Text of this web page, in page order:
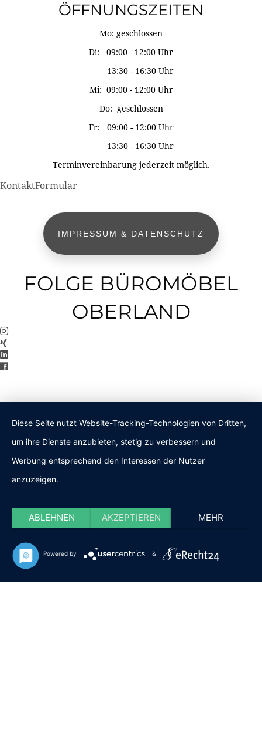
ÖFFNUNGSZEITEN
Mo: geschlossen
Di: 09:00 - 12:00 Uhr
13:30 - 16:30 Uhr
Mi: 09:00 - 12:00 Uhr
Do: geschlossen
Fr: 09:00 - 12:00 Uhr
13:30 - 16:30 Uhr
Terminvereinbarung jederzeit möglich.
KontaktFormular
IMPRESSUM & DATENSCHUTZ
FOLGE BÜROMÖBEL
OBERLAND
Diese Seite nutzt Website-Tracking-Technologien von Dritten,
um ihre Dienste anzubieten, stetig zu verbessern und
Werbung entsprechend den Interessen der Nutzer
anzuzeigen.
ABLEHNEN AKZEPTIEREN MEHR
Powered by &